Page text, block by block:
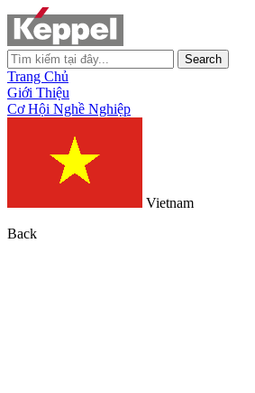
Search
Trang Chủ
Giới Thiệu
Cơ Hội Nghề Nghiệp
Vietnam
Back